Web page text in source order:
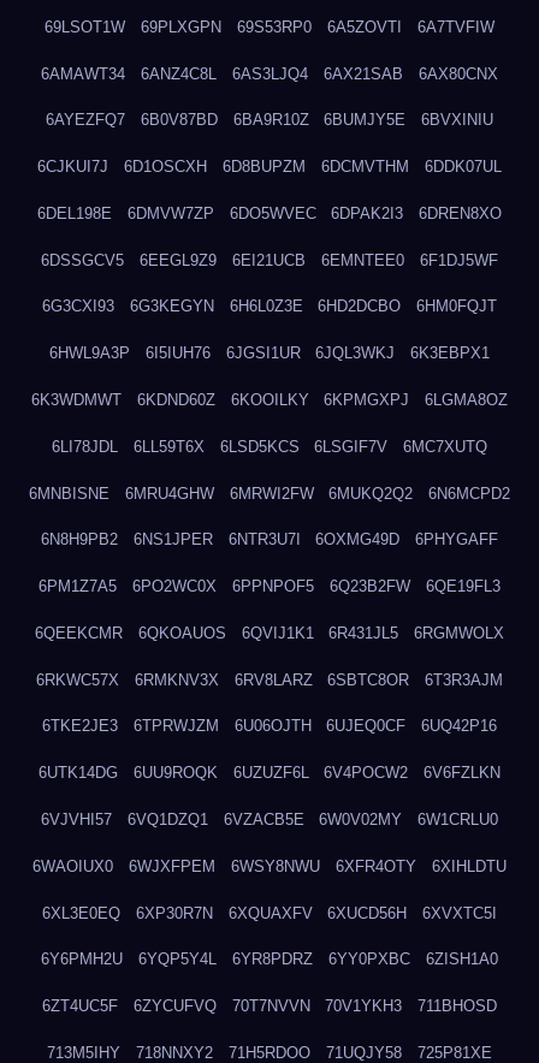
69LSOT1W 69PLXGPN 69S53RP0 6A5ZOVTI 6A7TVFIW
6AMAWT34 6ANZ4C8L 6AS3LJQ4 6AX21SAB 6AX80CNX
6AYEZFQ7 6B0V87BD 6BA9R10Z 6BUMJY5E 6BVXINIU
6CJKUI7J 6D1OSCXH 6D8BUPZM 6DCMVTHM 6DDK07UL
6DEL198E 6DMVW7ZP 6DO5WVEC 6DPAK2I3 6DREN8XO
6DSSGCV5 6EEGL9Z9 6EI21UCB 6EMNTEE0 6F1DJ5WF
6G3CXI93 6G3KEGYN 6H6L0Z3E 6HD2DCBO 6HM0FQJT
6HWL9A3P 6I5IUH76 6JGSI1UR 6JQL3WKJ 6K3EBPX1
6K3WDMWT 6KDND60Z 6KOOILKY 6KPMGXPJ 6LGMA8OZ
6LI78JDL 6LL59T6X 6LSD5KCS 6LSGIF7V 6MC7XUTQ
6MNBISNE 6MRU4GHW 6MRWI2FW 6MUKQ2Q2 6N6MCPD2
6N8H9PB2 6NS1JPER 6NTR3U7I 6OXMG49D 6PHYGAFF
6PM1Z7A5 6PO2WC0X 6PPNPOF5 6Q23B2FW 6QE19FL3
6QEEKCMR 6QKOAUOS 6QVIJ1K1 6R431JL5 6RGMWOLX
6RKWC57X 6RMKNV3X 6RV8LARZ 6SBTC8OR 6T3R3AJM
6TKE2JE3 6TPRWJZM 6U06OJTH 6UJEQ0CF 6UQ42P16
6UTK14DG 6UU9ROQK 6UZUZF6L 6V4POCW2 6V6FZLKN
6VJVHI57 6VQ1DZQ1 6VZACB5E 6W0V02MY 6W1CRLU0
6WAOIUX0 6WJXFPEM 6WSY8NWU 6XFR4OTY 6XIHLDTU
6XL3E0EQ 6XP30R7N 6XQUAXFV 6XUCD56H 6XVXTC5I
6Y6PMH2U 6YQP5Y4L 6YR8PDRZ 6YY0PXBC 6ZISH1A0
6ZT4UC5F 6ZYCUFVQ 70T7NVVN 70V1YKH3 711BHOSD
713M5IHY 718NNXY2 71H5RDOO 71UQJY58 725P81XE